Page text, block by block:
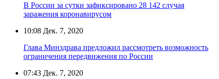
В России за сутки зафиксировано 28 142 случая
заражения коронавирусом
10:08 Дек. 7, 2020
Глава Минздрава предложил рассмотреть возможность
ограничения передвижения по России
07:43 Дек. 7, 2020